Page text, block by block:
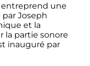
entreprend une
Joseph
et la
la partie sonore
inauguré par